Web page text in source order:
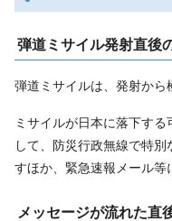
弾道ミサイル発射直後
弾道ミサイルは、発射から
ミサイルが日本に落下す
して、防災行政無線で特
すほか、緊急速報メール等
メッセージが流れた直